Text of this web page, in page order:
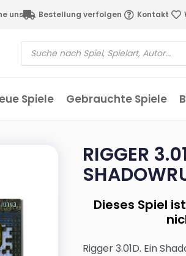
uns Bestellung verfolgen Kontakt
Spiele Gebrauchte Spiele
RIGGER
Dieses Spiel
Rigger 3.01D. Ein